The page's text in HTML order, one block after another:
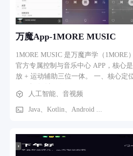
万魔App-1MORE MUSIC
1MORE MUSIC 是万魔声学（1MORE
官方专属控制与音乐中心 APP，核心
放 + 运动辅助三位一体。 一、核心定
1MORE 耳机无法使用核心功能。 二、
版） 1. 耳机设备管理（核心） 一键连
调节降噪强度、抗风噪、智能降噪。
听力测试，生成专属音质曲线。 固件
人工智能、音视频
Java、Kotlin、Android ...